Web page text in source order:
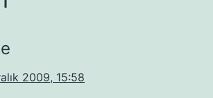
2009, 15:58